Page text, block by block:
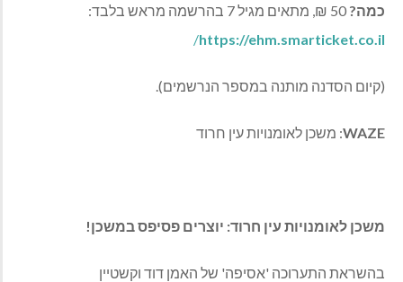
כמה?50 ₪, מתאים מגיל 7 בהרשמה מראש בלבד:
https://ehm.smarticket.co.il
/
(קיום הסדנה מותנה במספר הנרשמים).
WAZE: משכן לאומנויות עין חרוד
משכן לאומנויות עין חרוד: יוצרים פסיפס במשכן!
בהשראת התערוכה 'אסיפה' של האמן דוד וקשטיין